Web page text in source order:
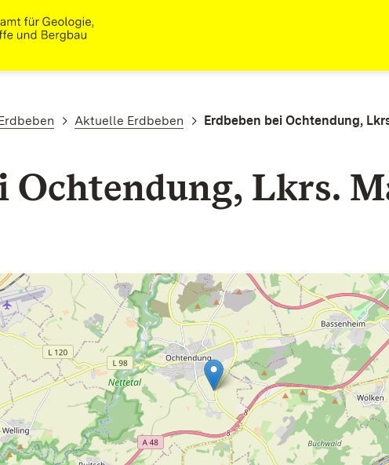
Aktuelle Erdbeben Erdbeben bei Ochtendung,
Ochtendung, Lkrs.